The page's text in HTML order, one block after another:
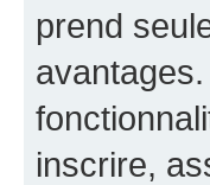
prend
inscrire,